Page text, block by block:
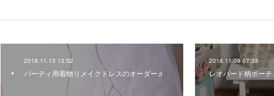
2018.11.13 13:52
パーティ用着物リメイクドレスのオーダー♬
2018.11.09 07:33
レオパード柄ポー